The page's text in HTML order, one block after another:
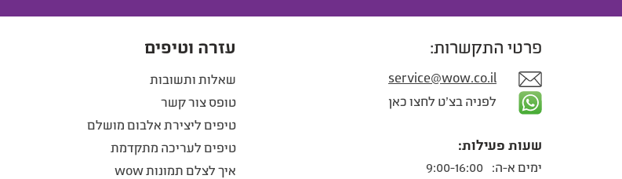
פרטי התקשרות:
service@wow.co.il
לפניה בצ'ט לחצו כאן
שעות פעילות:
ימים א-ה:
עזרה וטיפים
שאלות ותשובות
טופס צור קשר
טיפים ליצירת אלבום מושלם
טיפים לעריכה מתקדמת
איך לצלם תמונות wow